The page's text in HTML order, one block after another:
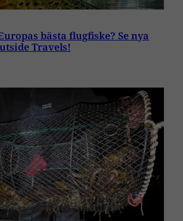
bästa flugfiske? Se nya
Travels!